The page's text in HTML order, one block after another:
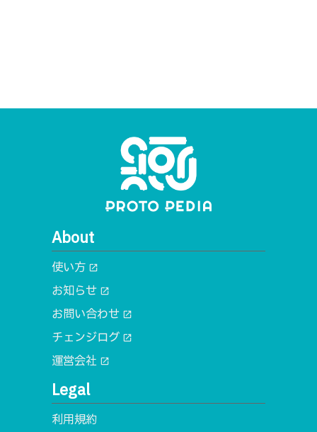
About
使い方 open_in_new
お知らせ open_in_new
お問い合わせ open_in_new
チェンジログ open_in_new
運営会社 open_in_new
Legal
利用規約